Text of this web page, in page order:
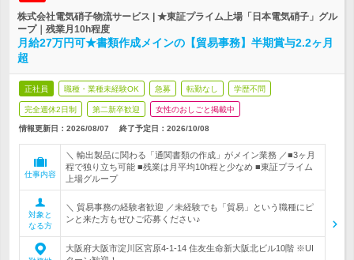
株式会社電気硝子物流サービス | ★東証プライム上場「日本電気硝子」グル
ープ｜残業月10h程度
月給27万円可★書類作成メインの【貿易事務】半期賞与2.2ヶ月
超
正社員 職種・業種未経験OK 急募 転勤なし 学歴不問
完全週休2日制 第二新卒歓迎 女性のおしごと掲載中
情報更新日：2026/08/07 終了予定日： 2026/10/08
仕事内容
＼ 輸出製品に関わる「通関書類の作成」がメイン業務 ／■3ヶ月
程で独り立ち可能 ■残業は月平均10h程と少なめ ■東証プライム
上場グループ
対象と
なる方
＼ 貿易事務の経験者歓迎 ／未経験でも「貿易」という職種にピ
ンと来た方もぜひご応募ください♪
大阪府大阪市淀川区宮原4-1-14 住友生命新大阪北ビル10階 ※UI